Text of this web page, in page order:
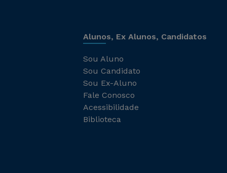
Alunos, Ex Alunos, Candidatos
Sou Aluno
Sou Candidato
Sou Ex-Aluno
Fale Conosco
Acessibilidade
Biblioteca